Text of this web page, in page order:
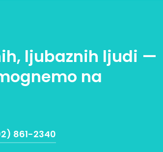
ljubaznih ljudi —
na
861-2340